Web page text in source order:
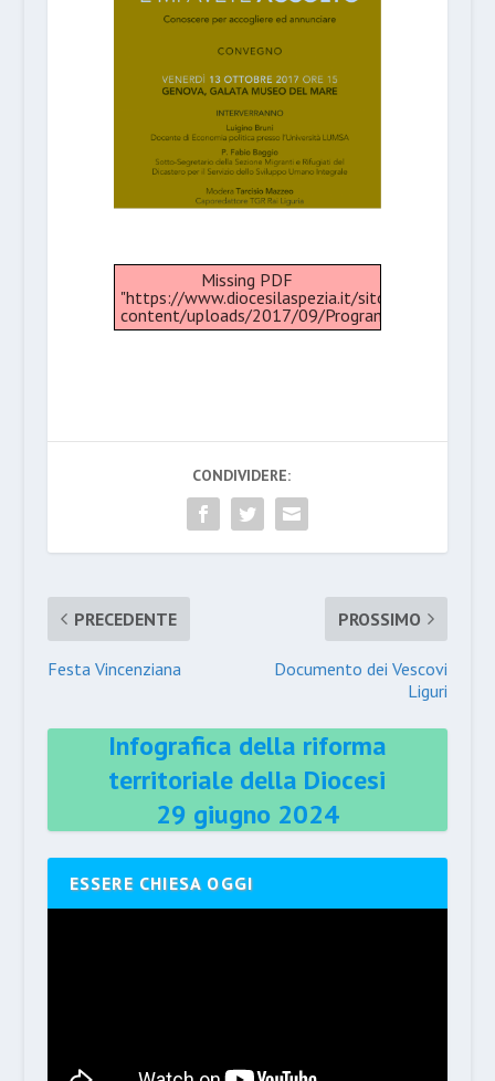
Missing PDF
"https://www.diocesilaspezia.it/sito/wp-
content/uploads/2017/09/
CONDIVIDERE:
PRECEDENTE
Festa Vincenziana
PROSSIMO
Documento dei Vescovi
Liguri
Infografica della riforma
territoriale della Diocesi
29 giugno 2024
ESSERE CHIESA OGGI